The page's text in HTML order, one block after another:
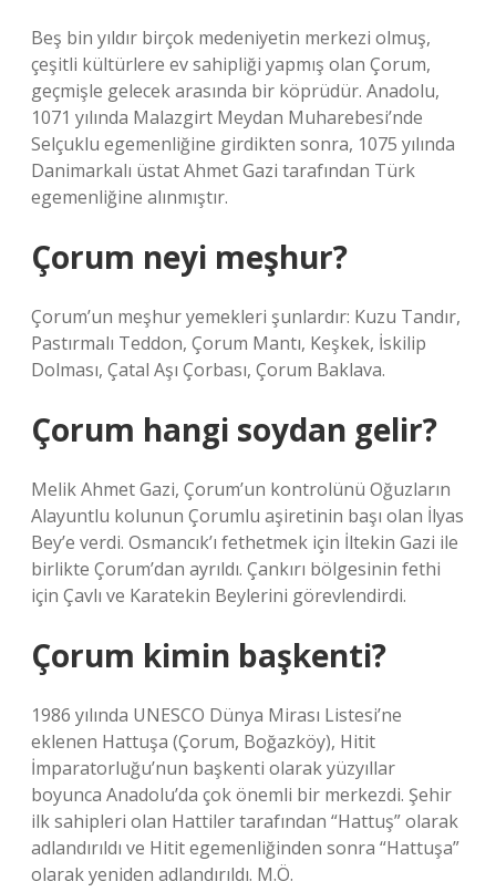
Beş bin yıldır birçok medeniyetin merkezi olmuş,
çeşitli kültürlere ev sahipliği yapmış olan Çorum,
geçmişle gelecek arasında bir köprüdür. Anadolu,
1071 yılında Malazgirt Meydan Muharebesi’nde
Selçuklu egemenliğine girdikten sonra, 1075 yılında
Danimarkalı üstat Ahmet Gazi tarafından Türk
egemenliğine alınmıştır.
Çorum neyi meşhur?
Çorum’un meşhur yemekleri şunlardır: Kuzu Tandır,
Pastırmalı Teddon, Çorum Mantı, Keşkek, İskilip
Dolması, Çatal Aşı Çorbası, Çorum Baklava.
Çorum hangi soydan gelir?
Melik Ahmet Gazi, Çorum’un kontrolünü Oğuzların
Alayuntlu kolunun Çorumlu aşiretinin başı olan İlyas
Bey’e verdi. Osmancık’ı fethetmek için İltekin Gazi ile
birlikte Çorum’dan ayrıldı. Çankırı bölgesinin fethi
için Çavlı ve Karatekin Beylerini görevlendirdi.
Çorum kimin başkenti?
1986 yılında UNESCO Dünya Mirası Listesi’ne
eklenen Hattuşa (Çorum, Boğazköy), Hitit
İmparatorluğu’nun başkenti olarak yüzyıllar
boyunca Anadolu’da çok önemli bir merkezdi. Şehir
ilk sahipleri olan Hattiler tarafından “Hattuş” olarak
adlandırıldı ve Hitit egemenliğinden sonra “Hattuşa”
olarak yeniden adlandırıldı. M.Ö.